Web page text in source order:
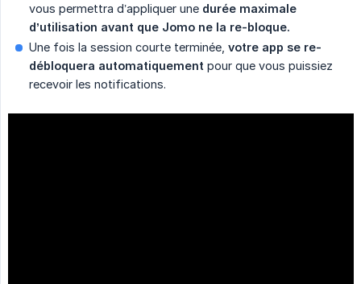
vous permettra d’appliquer une durée maximale
d’utilisation avant que Jomo ne la re-bloque.
Une fois la session courte terminée, votre app se re-
débloquera automatiquement pour que vous puissiez
recevoir les notifications.